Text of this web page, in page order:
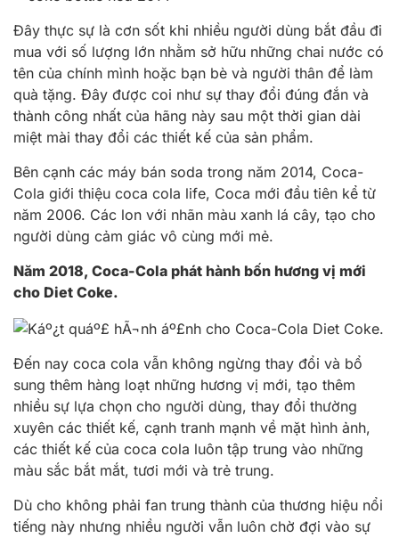
Đây thực sự là cơn sốt khi nhiều người dùng bắt đầu đi
mua với số lượng lớn nhằm sở hữu những chai nước có
tên của chính mình hoặc bạn bè và người thân để làm
quà tặng. Đây được coi như sự thay đổi đúng đắn và
thành công nhất của hãng này sau một thời gian dài
miệt mài thay đổi các thiết kế của sản phẩm.
Bên cạnh các máy bán soda trong năm 2014, Coca-
Cola giới thiệu coca cola life, Coca mới đầu tiên kể từ
năm 2006. Các lon với nhãn màu xanh lá cây, tạo cho
người dùng cảm giác vô cùng mới mẻ.
Năm 2018, Coca-Cola phát hành bốn hương vị mới
cho Diet Coke.
Đến nay coca cola vẫn không ngừng thay đổi và bổ
sung thêm hàng loạt những hương vị mới, tạo thêm
nhiều sự lựa chọn cho người dùng, thay đổi thường
xuyên các thiết kế, cạnh tranh mạnh về mặt hình ảnh,
các thiết kế của coca cola luôn tập trung vào những
màu sắc bắt mắt, tươi mới và trẻ trung.
Dù cho không phải fan trung thành của thương hiệu nổi
tiếng này nhưng nhiều người vẫn luôn chờ đợi vào sự